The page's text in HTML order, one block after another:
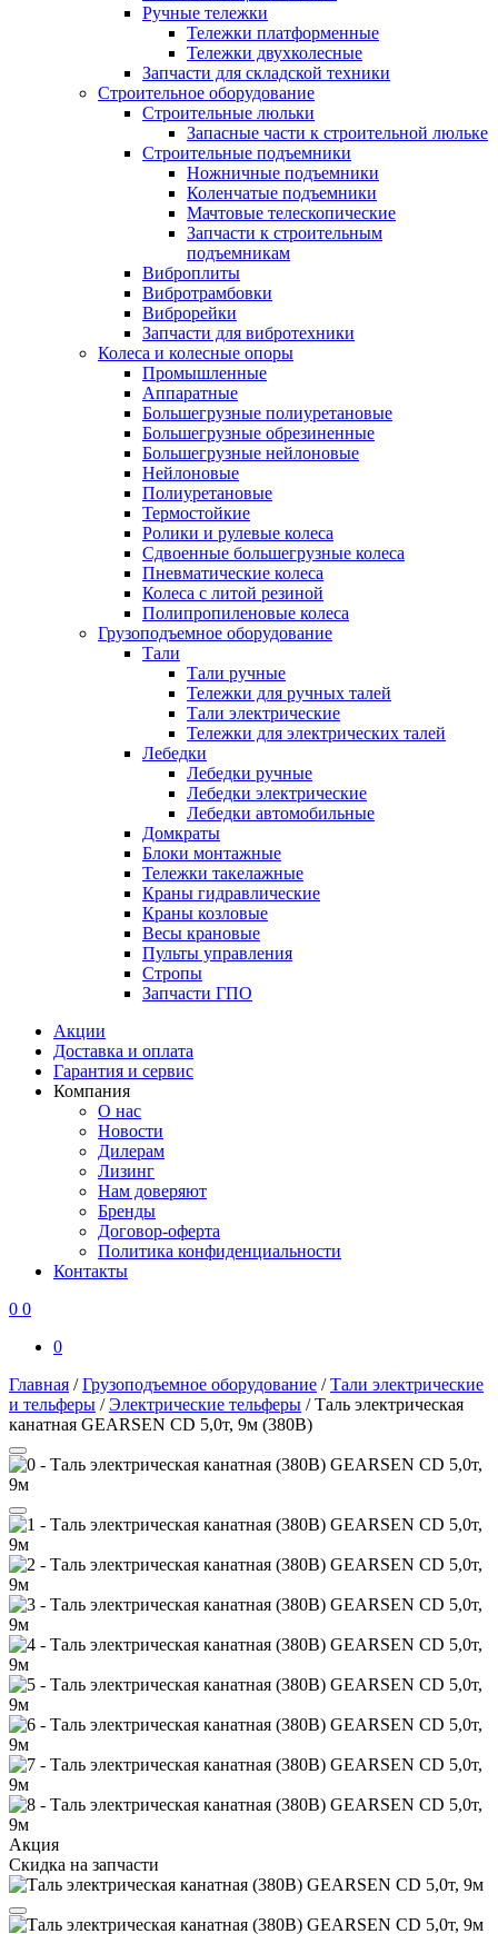
Ручные тележки
Тележки платформенные
Тележки двухколесные
Запчасти для складской техники
Строительное оборудование
Строительные люльки
Запасные части к строительной люльке
Строительные подъемники
Ножничные подъемники
Коленчатые подъемники
Мачтовые телескопические
Запчасти к строительным
подъемникам
Виброплиты
Вибротрамбовки
Виброрейки
Запчасти для вибротехники
Колеса и колесные опоры
Промышленные
Аппаратные
Большегрузные полиуретановые
Большегрузные обрезиненные
Большегрузные нейлоновые
Нейлоновые
Полиуретановые
Термостойкие
Ролики и рулевые колеса
Сдвоенные большегрузные колеса
Пневматические колеса
Колеса с литой резиной
Полипропиленовые колеса
Грузоподъемное оборудование
Тали
Тали ручные
Тележки для ручных талей
Тали электрические
Тележки для электрических талей
Лебедки
Лебедки ручные
Лебедки электрические
Лебедки автомобильные
Домкраты
Блоки монтажные
Тележки такелажные
Краны гидравлические
Краны козловые
Весы крановые
Пульты управления
Стропы
Запчасти ГПО
Акции
Доставка и оплата
Гарантия и сервис
Компания
О нас
Новости
Дилерам
Лизинг
Нам доверяют
Бренды
Договор-оферта
Политика конфиденциальности
Контакты
0 0
0
Главная /Грузоподъемное оборудование /Тали электрические
и тельферы /Электрические тельферы /Таль электрическая
канатная GEARSEN CD 5,0т, 9м (380В)
Акция
Скидка на запчасти